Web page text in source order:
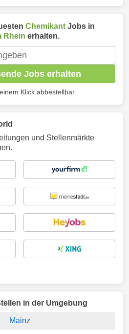
Chemikant Jobs in
Rhein erhalten.
Jobs erhalten
Klick abbestellbar.
und Stellenmärkte
in der Umgebung
Mainz